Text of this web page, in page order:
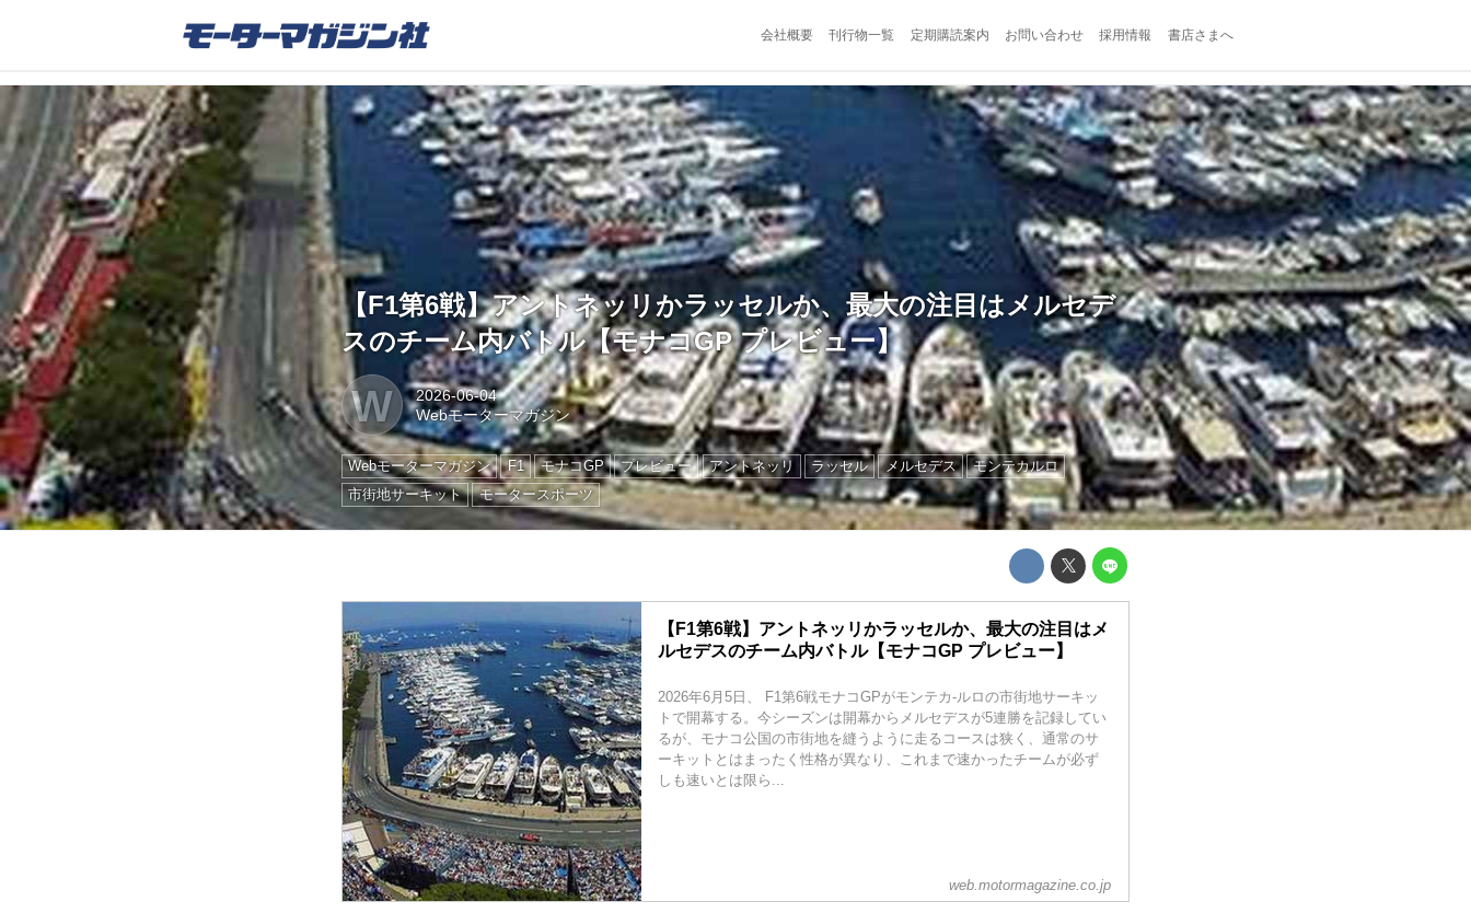
会社概要 刊行物一覧 定期購読案内 お問い合わせ 採用情報 書店さまへ
【F1第6戦】アントネッリかラッセルか、最大の注目はメルセデ
スのチーム内バトル【モナコGP プレビュー】
W
2026-06-04
Webモーターマガジン
Webモーターマガジン F1 モナコGP プレビュー アントネッリ ラッセル メルセデス
モンテカルロ
市街地サーキット
モータースポーツ
【F1第6戦】アントネッリかラッセルか、最大の注目はメ
ルセデスのチーム内バトル【モナコGP プレビュー】
2026年6月5日、 F1第6戦モナコGPがモンテカ-ルロの市街地サーキッ
トで開幕する。今シーズンは開幕からメルセデスが5連勝を記録してい
るが、モナコ公国の市街地を縫うように走るコースは狭く、通常のサ
ーキットとはまったく性格が異なり、これまで速かったチームが必ず
しも速いとは限ら...
web.motormagazine.co.jp